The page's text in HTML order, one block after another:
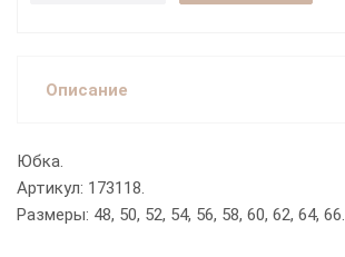
Описание
Юбка.
Артикул: 173118.
Размеры: 48, 50, 52, 54, 56, 58, 60, 62, 64, 66.